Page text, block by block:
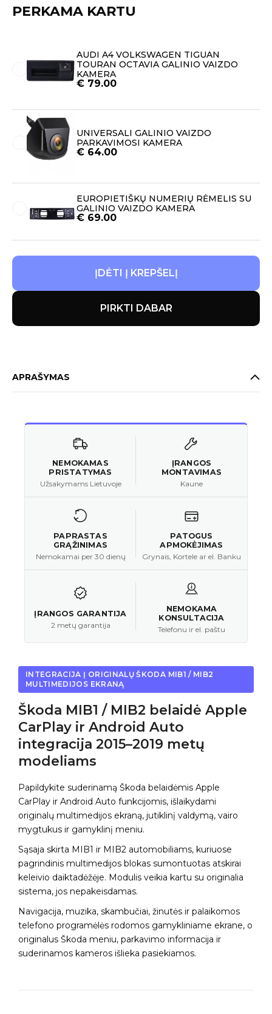
PERKAMA KARTU
AUDI A4 VOLKSWAGEN TIGUAN
TOURAN OCTAVIA GALINIO VAIZDO
KAMERA
€ 79.00
UNIVERSALI GALINIO VAIZDO
PARKAVIMOSI KAMERA
€ 64.00
EUROPIETIŠKŲ NUMERIŲ RĖMELIS SU
GALINIO VAIZDO KAMERA
€ 69.00
ĮDĖTI Į KREPŠELĮ
PIRKTI DABAR
APRAŠYMAS
NEMOKAMAS
PRISTATYMAS
Užsakymams Lietuvoje
ĮRANGOS
MONTAVIMAS
Kaune
PAPRASTAS
GRĄŽINIMAS
Nemokamai per 30 dienų
PATOGUS
APMOKĖJIMAS
Grynais, Kortele ar el. Banku
ĮRANGOS GARANTIJA
2 metų garantija
NEMOKAMA
KONSULTACIJA
Telefonu ir el. paštu
INTEGRACIJA Į ORIGINALŲ ŠKODA MIB1 / MIB2
MULTIMEDIJOS EKRANĄ
Škoda MIB1 / MIB2 belaidė Apple
CarPlay ir Android Auto
integracija 2015–2019 metų
modeliams
Papildykite suderinamą Škoda belaidėmis Apple
CarPlay ir Android Auto funkcijomis, išlaikydami
originalų multimedijos ekraną, jutiklinį valdymą, vairo
mygtukus ir gamyklinį meniu.
Sąsaja skirta MIB1 ir MIB2 automobiliams, kuriuose
pagrindinis multimedijos blokas sumontuotas atskirai
keleivio daiktadėžėje. Modulis veikia kartu su originalia
sistema, jos nepakeisdamas.
Navigacija, muzika, skambučiai, žinutės ir palaikomos
telefono programėlės rodomos gamykliniame ekrane, o
originalus Škoda meniu, parkavimo informacija ir
suderinamos kameros išlieka pasiekiamos.